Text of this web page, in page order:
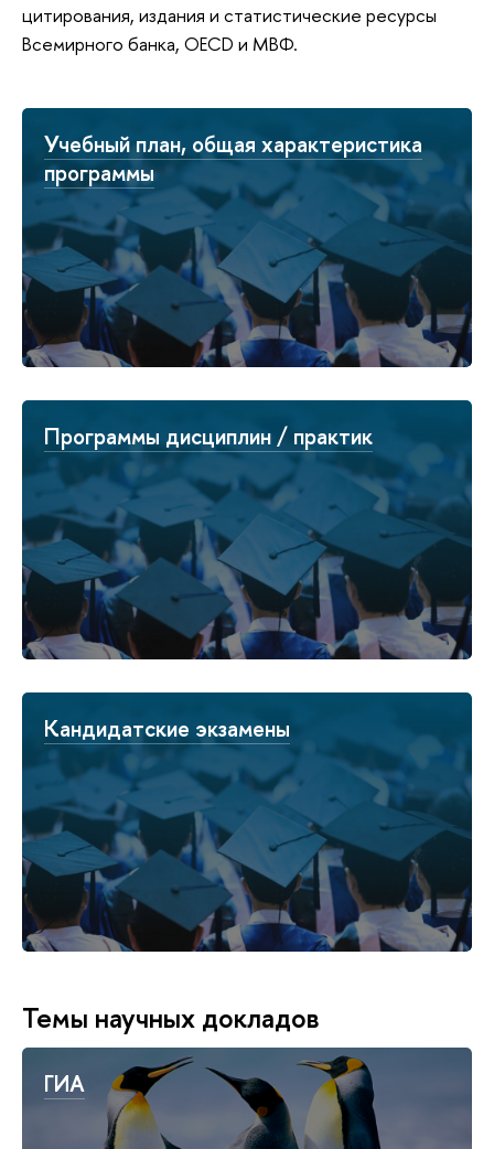
цитирования, издания и статистические ресурсы
Всемирного банка, OECD и МВФ.
Учебный план, общая характеристика
программы
Программы дисциплин / практик
Кандидатские экзамены
Темы научных докладов
ГИА